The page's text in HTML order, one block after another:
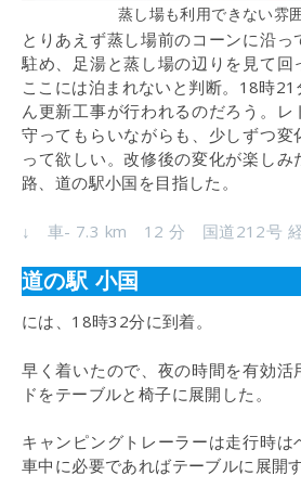
蒸し場も利用できない雰
とりあえず蒸し場前のコーンに沿
駐め、足湯と蒸し場の辺りを見て回
ここには泊まれないと判断。18時
ん更新工事が行われるのだろう。レ
守ってもらいながらも、少しずつ変
って欲しい。改修後の変化が楽し
路、道の駅小国を目指した。
↓ 車- 7.3 km 12 分 国道212号
道の駅 小国
には、18時32分に到着。
早く着いたので、夜の時間を有効活
ドをテーブルと椅子に展開した。
キャンピングトレーラーは走行時
車中に必要であればテーブルに展開す